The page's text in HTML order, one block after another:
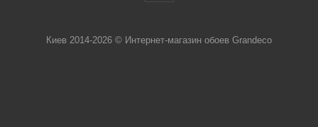
Киев 2014-2026 © Интернет-магазин обоев Grandeco